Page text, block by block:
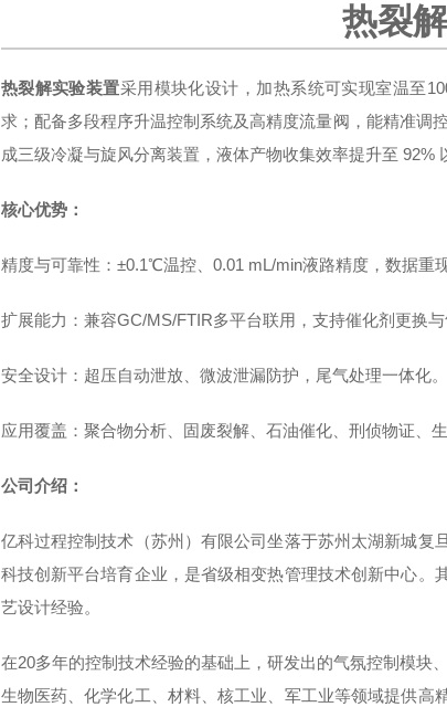
热裂
热裂解实验装置采用模块化设计，加热系统可实现室温至
求；配备多段程序升温控制系统及高精度流量阀，能精准调
成三级冷凝与旋风分离装置，液体产物收集效率提升至 92%
核心优势：
精度与可靠性：±0.1℃温控、0.01 mL/min液路精度，数据重
扩展能力：兼容GC/MS/FTIR多平台联用，支持催化剂更换与
安全设计：超压自动泄放、微波泄漏防护，尾气处理一体化。
应用覆盖：聚合物分析、固废裂解、石油催化、刑侦物证、
公司介绍：
亿科过程控制技术（苏州）有限公司坐落于苏州太湖新城
科技创新平台培育企业，是省级相变热管理技术创新中心
艺设计经验。
在20多年的控制技术经验的基础上，研发出的气氛控制模块
生物医药、化学化工、材料、核工业、军工业等领域提供